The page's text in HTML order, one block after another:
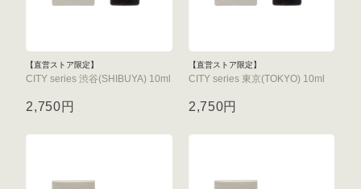
【直営ストア限定】
CITY series 渋谷(SHIBUYA) 10ml
2,750円
【直営ストア限定】
CITY series 東京(TOKYO) 10ml
2,750円